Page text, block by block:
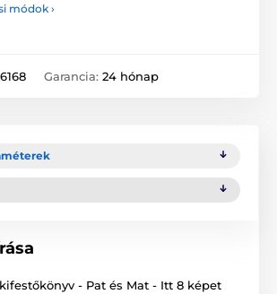
módok ›
Garancia: 24 hónap
- Pat és Mat - Itt 8 képet